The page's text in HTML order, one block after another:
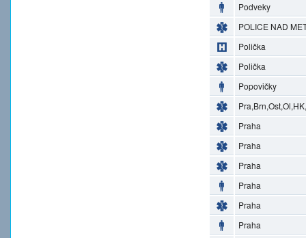
Podveky
POLICE NAD
Polička
Polička
Popovičky
Praha
Praha
Praha
Praha
Praha
Praha